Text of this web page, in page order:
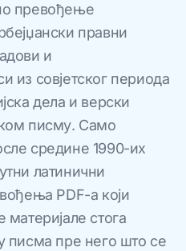
превођење
правни
и
из совјетског периода
дела и верски
писму. Само
средине 1990-их
латинични
PDF-а који
материјале стога
писма пре него што се